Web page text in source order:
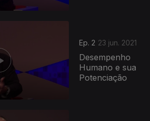
Ep. 2 23 jun. 2021
Desempenho
Humano e sua
Potenciação